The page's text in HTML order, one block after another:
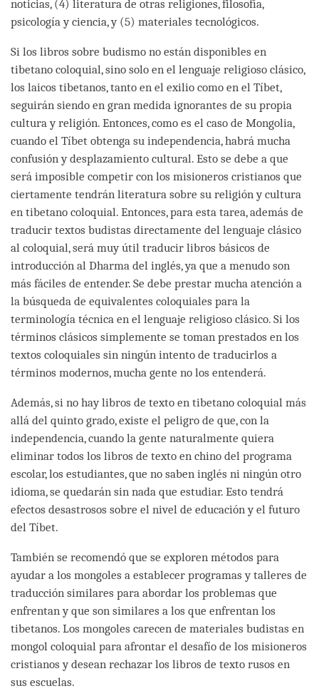
noticias, (4) literatura de otras religiones, filosofía,
psicología y ciencia, y (5) materiales tecnológicos.
Si los libros sobre budismo no están disponibles en
tibetano coloquial, sino solo en el lenguaje religioso clásico,
los laicos tibetanos, tanto en el exilio como en el Tíbet,
seguirán siendo en gran medida ignorantes de su propia
cultura y religión. Entonces, como es el caso de Mongolia,
cuando el Tíbet obtenga su independencia, habrá mucha
confusión y desplazamiento cultural. Esto se debe a que
será imposible competir con los misioneros cristianos que
ciertamente tendrán literatura sobre su religión y cultura
en tibetano coloquial. Entonces, para esta tarea, además de
traducir textos budistas directamente del lenguaje clásico
al coloquial, será muy útil traducir libros básicos de
introducción al Dharma del inglés, ya que a menudo son
más fáciles de entender. Se debe prestar mucha atención a
la búsqueda de equivalentes coloquiales para la
terminología técnica en el lenguaje religioso clásico. Si los
términos clásicos simplemente se toman prestados en los
textos coloquiales sin ningún intento de traducirlos a
términos modernos, mucha gente no los entenderá.
Además, si no hay libros de texto en tibetano coloquial más
allá del quinto grado, existe el peligro de que, con la
independencia, cuando la gente naturalmente quiera
eliminar todos los libros de texto en chino del programa
escolar, los estudiantes, que no saben inglés ni ningún otro
idioma, se quedarán sin nada que estudiar. Esto tendrá
efectos desastrosos sobre el nivel de educación y el futuro
del Tíbet.
También se recomendó que se exploren métodos para
ayudar a los mongoles a establecer programas y talleres de
traducción similares para abordar los problemas que
enfrentan y que son similares a los que enfrentan los
tibetanos. Los mongoles carecen de materiales budistas en
mongol coloquial para afrontar el desafío de los misioneros
cristianos y desean rechazar los libros de texto rusos en
sus escuelas.